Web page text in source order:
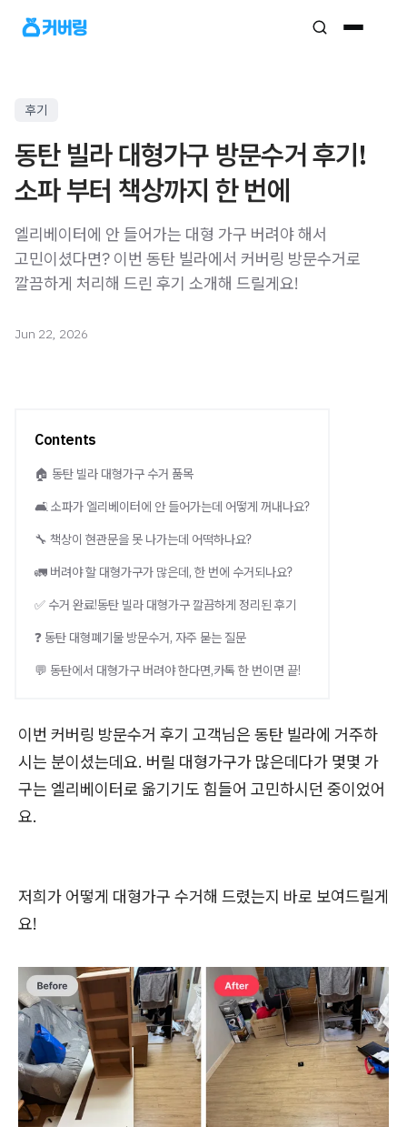
후기
동탄 빌라 대형가구 방문수거 후기!
소파 부터 책상까지 한 번에
엘리베이터에 안 들어가는 대형 가구 버려야 해서
고민이셨다면? 이번 동탄 빌라에서 커버링 방문수거로
깔끔하게 처리해 드린 후기 소개해 드릴게요!
Jun 22, 2026
Contents
🏠 동탄 빌라 대형가구 수거 품목
🛋️ 소파가 엘리베이터에 안 들어가는데 어떻게 꺼내나요?
🔧 책상이 현관문을 못 나가는데 어떡하나요?
🚛 버려야 할 대형가구가 많은데, 한 번에 수거되나요?
✅ 수거 완료!동탄 빌라 대형가구 깔끔하게 정리된 후기
❓ 동탄 대형폐기물 방문수거, 자주 묻는 질문
💬 동탄에서 대형가구 버려야 한다면,카톡 한 번이면 끝!
이번 커버링 방문수거 후기 고객님은 동탄 빌라에 거주하
시는 분이셨는데요. 버릴 대형가구가 많은데다가 몇몇 가
구는 엘리베이터로 옮기기도 힘들어 고민하시던 중이었어
요.
저희가 어떻게 대형가구 수거해 드렸는지 바로 보여드릴게
요!